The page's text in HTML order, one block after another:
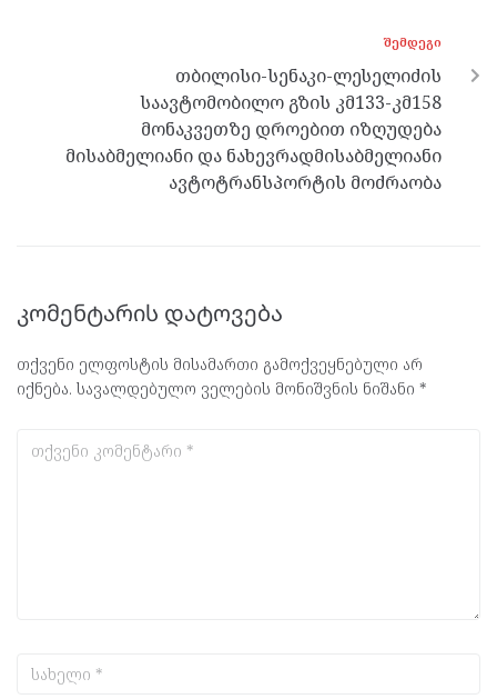
ᲨᲔᲛᲓᲔᲒᲘ
თბილისი-სენაკი-ლესელიძის
საავტომობილო გზის კმ133-კმ158
მონაკვეთზე დროებით იზღუდება
მისაბმელიანი და ნახევრადმისაბმელიანი
ავტოტრანსპორტის მოძრაობა
კომენტარის დატოვება
თქვენი ელფოსტის მისამართი გამოქვეყნებული არ
იქნება. სავალდებულო ველების მონიშვნის ნიშანი *